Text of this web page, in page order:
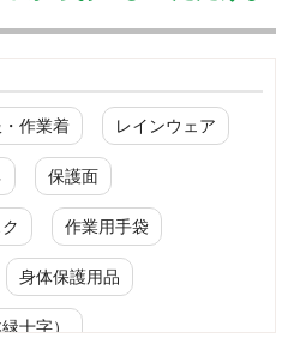
作業着 レインウェア
保護面
作業用手袋
身体保護用品
十字）